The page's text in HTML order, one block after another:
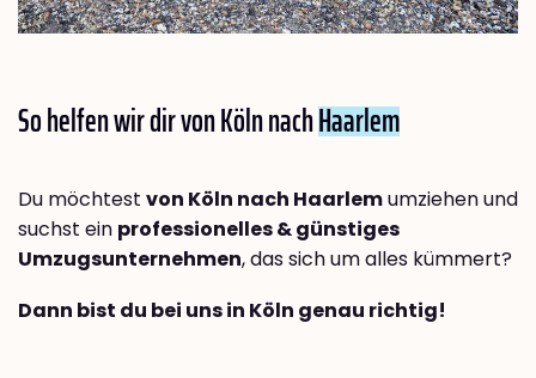
So helfen wir dir von Köln nachHaarlem
Du möchtest von Köln nach Haarlemumziehen und
suchst ein professionelles & günstiges
Umzugsunternehmen, das sich um alles kümmert?
Dann bist du bei uns in Köln genau richtig!